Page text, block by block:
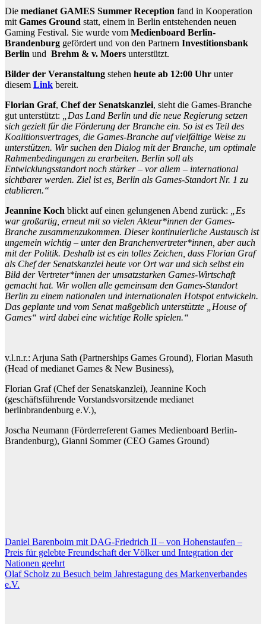
Die medianet GAMES Summer Reception fand in Kooperation
mitGames Ground statt, einem in Berlin entstehenden neuen
Gaming Festival. Sie wurde vom Medienboard Berlin-
Brandenburg gefördert und von den Partnern Investitionsbank
Berlin und Brehm & v. Moers unterstützt.
Bilder der Veranstaltung stehen heute ab 12:00 Uhr unter
diesem Link bereit.
Florian Graf, Chef der Senatskanzlei, sieht die Games-Branche
gut unterstützt: „Das Land Berlin und die neue Regierung setzen
sich gezielt für die Förderung der Branche ein. So ist es Teil des
Koalitionsvertrages, die Games-Branche auf vielfältige Weise zu
unterstützen. Wir suchen den Dialog mit der Branche, um optimale
Rahmenbedingungen zu erarbeiten. Berlin soll als
Entwicklungsstandort noch stärker – vor allem – international
sichtbarer werden. Ziel ist es, Berlin als Games-Standort Nr. 1 zu
etablieren.“
Jeannine Koch blickt auf einen gelungenen Abend zurück: „Es
war großartig, erneut mit so vielen Akteur*innen der Games-
Branche zusammenzukommen. Dieser kontinuierliche Austausch ist
ungemein wichtig – unter den Branchenvertreter*innen, aber auch
mit der Politik. Deshalb ist es ein tolles Zeichen, dass Florian Graf
als Chef der Senatskanzlei heute vor Ort war und sich selbst ein
Bild der Vertreter*innen der umsatzstarken Games-Wirtschaft
gemacht hat. Wir wollen alle gemeinsam den Games-Standort
Berlin zu einem nationalen und internationalen Hotspot entwickeln.
Das geplante und vom Senat maßgeblich unterstützte „House of
Games“ wird dabei eine wichtige Rolle spielen.“
v.l.n.r.: Arjuna Sath (Partnerships Games Ground), Florian Masuth
(Head of medianet Games & New Business),
Florian Graf (Chef der Senatskanzlei), Jeannine Koch
(geschäftsführende Vorstandsvorsitzende medianet
berlinbrandenburg e.V.),
Joscha Neumann (Förderreferent Games Medienboard Berlin-
Brandenburg), Gianni Sommer (CEO Games Ground)
Beitragsnavigation
Daniel Barenboim mit DAG-Friedrich II – von Hohenstaufen –
Preis für gelebte Freundschaft der Völker und Integration der
Nationen geehrt
Olaf Scholz zu Besuch beim Jahrestagung des Markenverbandes
e.V.